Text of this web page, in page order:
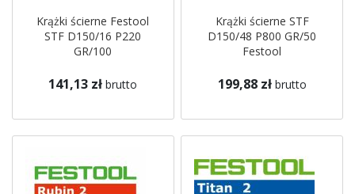
Krążki ścierne Festool
STF D150/16 P220
GR/100
141,13 zł brutto
Krążki ścierne STF
D150/48 P800 GR/50
Festool
199,88 zł brutto